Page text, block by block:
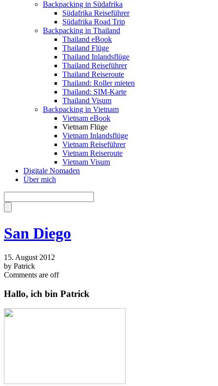
Backpacking in Südafrika
Südafrika Reiseführer
Südafrika Road Trip
Backpacking in Thailand
Thailand eBook
Thailand Flüge
Thailand Inlandsflüge
Thailand Reiseführer
Thailand Reiseroute
Thailand: Roller mieten
Thailand: SIM-Karte
Thailand Visum
Backpacking in Vietnam
Vietnam eBook
Vietnam Flüge
Vietnam Inlandsflüge
Vietnam Reiseführer
Vietnam Reiseroute
Vietnam Visum
Digitale Nomaden
Über mich
San Diego
15. August 2012
by Patrick
Comments are off
Hallo, ich bin Patrick